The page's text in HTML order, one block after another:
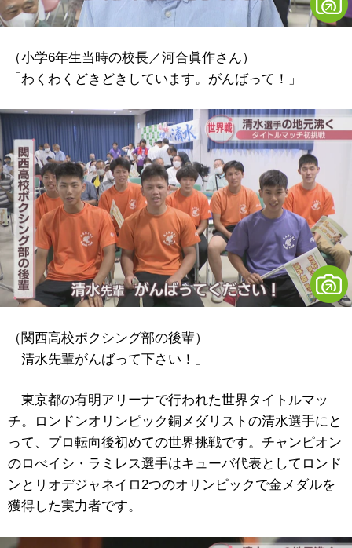
（小学6年生当時の校長／河合眞作さん）
「わくわくどきどきしています。がんばって！」
（関西高校ボクシング部の後輩）
「清水先輩がんばって下さい！」
東京都の有明アリーナで行われた世界タイトルマッ
チ。ロンドンオリンピック銅メダリストの清水選手にと
って、プロ転向後初めての世界挑戦です。チャンピオン
のロべイシ・ラミレス選手はキューバ代表としてロンド
ンとリオデジャネイロ2つのオリンピックで金メダルを
獲得した実力者です。